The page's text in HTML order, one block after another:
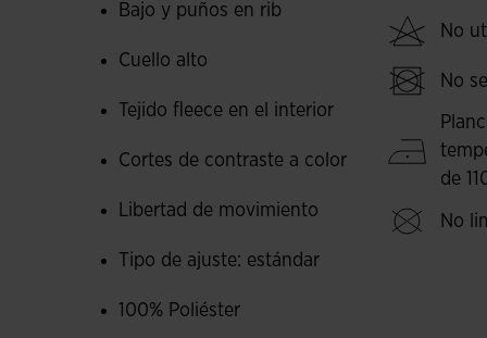
Su diseño se caracteriza por los cortes de
superior y el ribete en los laterales. Todo un
Bajo y puños en rib
Cuello alto
Tejido fleece en el interior
Cortes de contraste a color
Libertad de movimiento
Tipo de ajuste: estándar
100% Poliéster
No
No
de
No